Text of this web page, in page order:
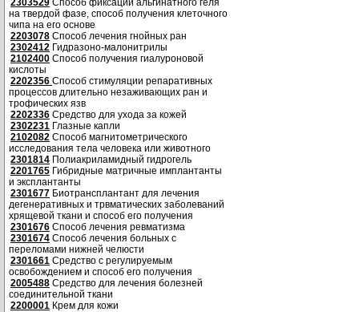
2303529 Способ фиксации альгинатного геля
на твердой фазе, способ получения клеточного
чипа на его основе
2203078 Способ лечения гнойных ран
2302412 Гидразоно-малонитрилы
2102400 Способ получения гиалуроновой
кислоты
2202356 Способ стимуляции репаративных
процессов длительно незаживающих ран и
трофических язв
2202336 Средство для ухода за кожей
2302231 Глазные капли
2102082 Способ магнитометрического
исследования тела человека или животного
2301814 Полиакриламидный гидрогель
2201765 Гибридные матричные имплантанты
и эксплантанты
2301677 Биотрансплантант для лечения
дегенеративных и трвматических заболеваний
хрящевой ткани и способ его получения
2301676 Способ лечения ревматизма
2301674 Способ лечения больных с
переломами нижней челюсти
2301661 Средство с регулируемым
освобождением и способ его получения
2005488 Средство для лечения болезней
соединительной ткани
2200001 Крем для кожи